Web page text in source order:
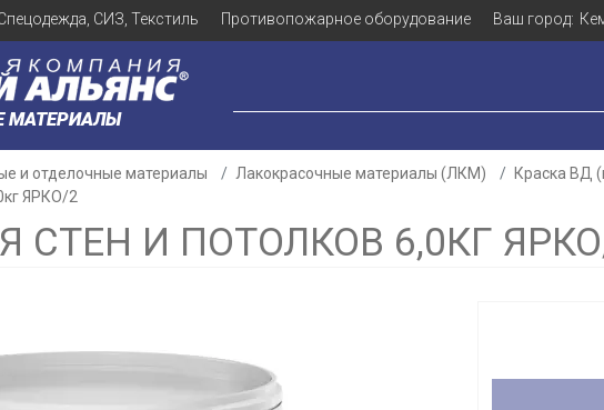
СИЗ, Текстиль Противопожарное оборудование Ваш город:
МАТЕРИАЛЫ
и отделочные материалы Лакокрасочные материалы (ЛКМ) Краска ВД
ЯРКО/2
СТЕН И ПОТОЛКОВ 6,0КГ
без переплат